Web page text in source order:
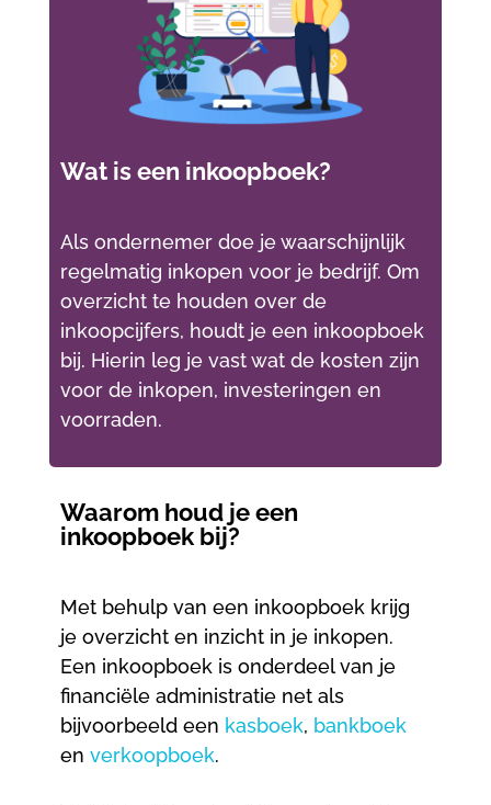
Wat is een inkoopboek?
Als ondernemer doe je waarschijnlijk
regelmatig inkopen voor je bedrijf. Om
overzicht te houden over de
inkoopcijfers, houdt je een inkoopboek
bij. Hierin leg je vast wat de kosten zijn
voor de inkopen, investeringen en
voorraden.
Waarom houd je een
inkoopboek bij?
Met behulp van een inkoopboek krijg
je overzicht en inzicht in je inkopen.
Een inkoopboek is onderdeel van je
financiële administratie net als
bijvoorbeeld een kasboek, bankboek
en verkoopboek.